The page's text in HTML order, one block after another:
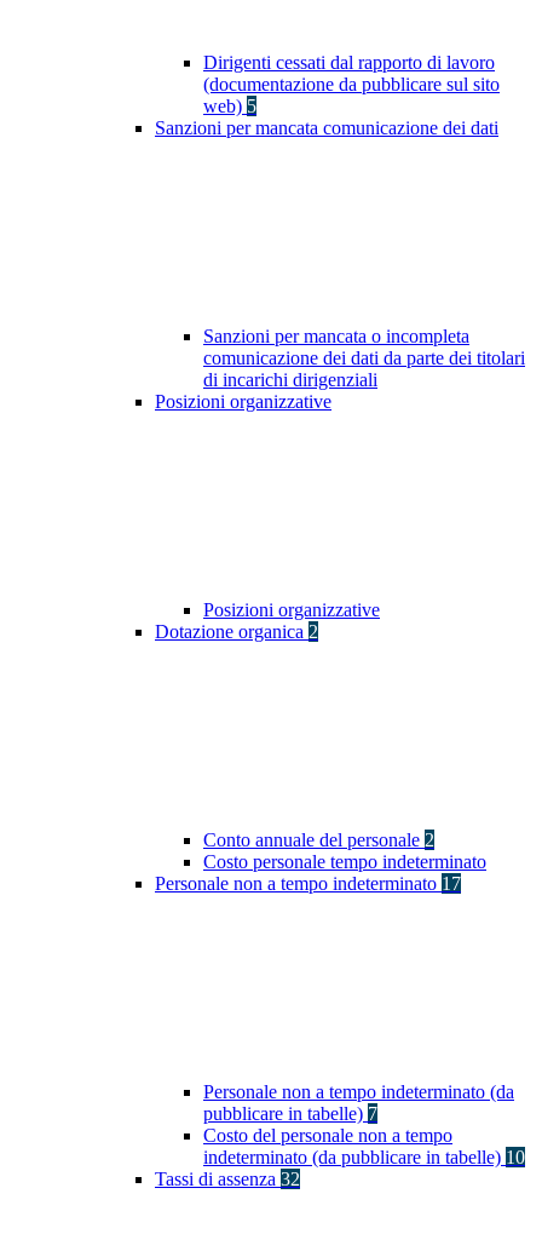
Dirigenti cessati dal rapporto di lavoro
(documentazione da pubblicare sul sito
web) 5
Sanzioni per mancata comunicazione dei dati
Sanzioni per mancata o incompleta
comunicazione dei dati da parte dei titolari
di incarichi dirigenziali
Posizioni organizzative
Posizioni organizzative
Dotazione organica 2
Conto annuale del personale 2
Costo personale tempo indeterminato
Personale non a tempo indeterminato 17
Personale non a tempo indeterminato (da
pubblicare in tabelle) 7
Costo del personale non a tempo
indeterminato (da pubblicare in tabelle) 10
Tassi di assenza 32